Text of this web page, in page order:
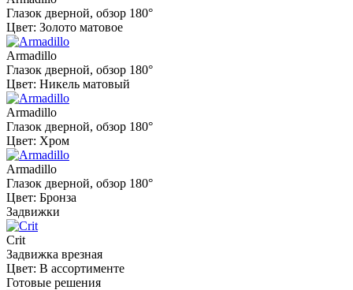
Глазок дверной, обзор 180°
Цвет: Золото матовое
Armadillo
Глазок дверной, обзор 180°
Цвет: Никель матовый
Armadillo
Глазок дверной, обзор 180°
Цвет: Хром
Armadillo
Глазок дверной, обзор 180°
Цвет: Бронза
Задвижки
Crit
Задвижка врезная
Цвет: В ассортименте
Готовые решения